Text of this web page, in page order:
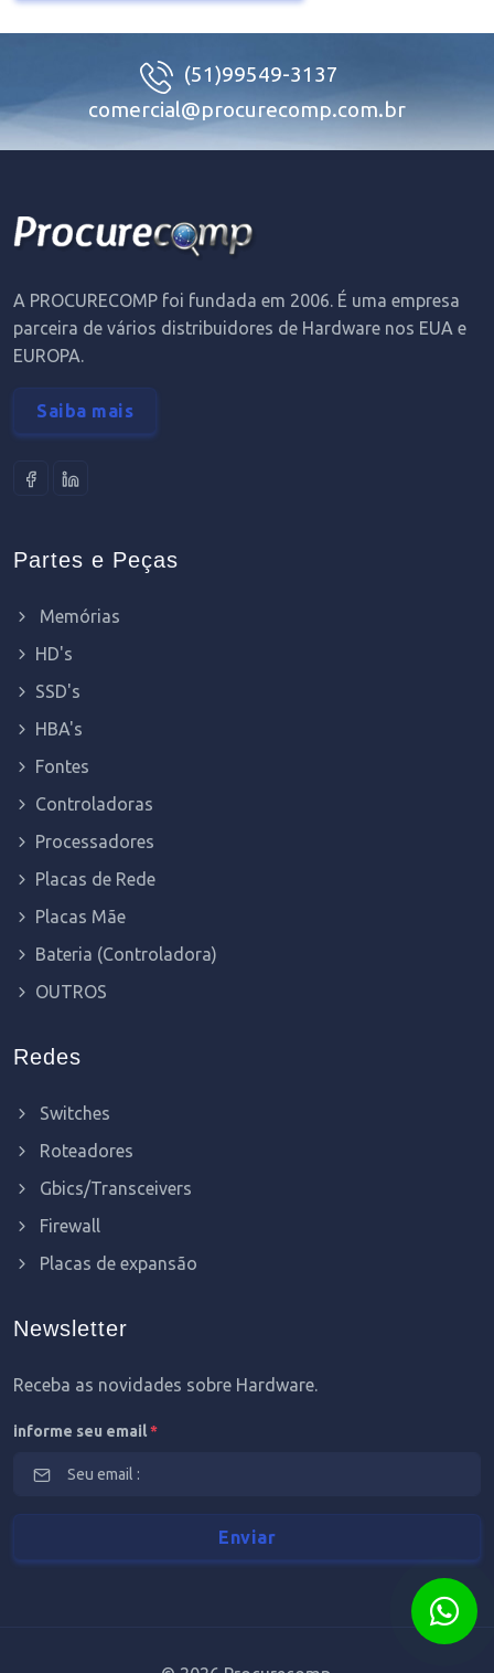
(51)99549-3137
comercial@procurecomp.com.br
A PROCURECOMP foi fundada em 2006. É uma empresa
parceira de vários distribuidores de Hardware nos EUA e
EUROPA.
Saiba mais
Partes e Peças
Memórias
HD's
SSD's
HBA's
Fontes
Controladoras
Processadores
Placas de Rede
Placas Mãe
Bateria (Controladora)
OUTROS
Redes
Switches
Roteadores
Gbics/Transceivers
Firewall
Placas de expansão
Newsletter
Receba as novidades sobre Hardware.
informe seu email*